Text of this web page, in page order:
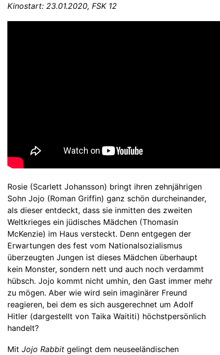
Kinostart: 23.01.2020, FSK 12
Rosie (Scarlett Johansson) bringt ihren zehnjährigen
Sohn Jojo (Roman Griffin) ganz schön durcheinander,
als dieser entdeckt, dass sie inmitten des zweiten
Weltkrieges ein jüdisches Mädchen (Thomasin
McKenzie) im Haus versteckt. Denn entgegen der
Erwartungen des fest vom Nationalsozialismus
überzeugten Jungen ist dieses Mädchen überhaupt
kein Monster, sondern nett und auch noch verdammt
hübsch. Jojo kommt nicht umhin, den Gast immer mehr
zu mögen. Aber wie wird sein imaginärer Freund
reagieren, bei dem es sich ausgerechnet um Adolf
Hitler (dargestellt von Taika Waititi) höchstpersönlich
handelt?
Mit Jojo Rabbit gelingt dem neuseeländischen